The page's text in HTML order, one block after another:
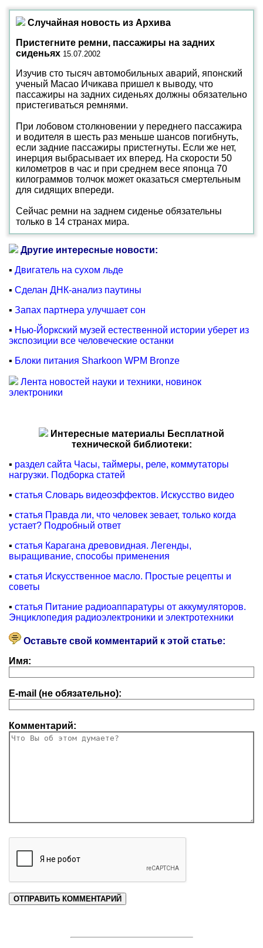
Случайная новость из Архива
Пристегните ремни, пассажиры на задних
сиденьях 15.07.2002
Изучив сто тысяч автомобильных аварий, японский
ученый Macao Ичикава пришел к выводу, что
пассажиры на задних сиденьях должны обязательно
пристегиваться ремнями.
При лобовом столкновении у переднего пассажира
и водителя в шесть раз меньше шансов погибнуть,
если задние пассажиры пристегнуты. Если же нет,
инерция выбрасывает их вперед. На скорости 50
километров в час и при среднем весе японца 70
килограммов толчок может оказаться смертельным
для сидящих впереди.
Сейчас ремни на заднем сиденье обязательны
только в 14 странах мира.
Другие интересные новости:
▪ Двигатель на сухом льде
▪ Сделан ДНК-анализ паутины
▪ Запах партнера улучшает сон
▪ Нью-Йоркский музей естественной истории уберет из
экспозиции все человеческие останки
▪ Блоки питания Sharkoon WPM Bronze
Лента новостей науки и техники, новинок
электроники
Интересные материалы Бесплатной
технической библиотеки:
▪ раздел сайта Часы, таймеры, реле, коммутаторы
нагрузки. Подборка статей
▪ статья Словарь видеоэффектов. Искусство видео
▪ статья Правда ли, что человек зевает, только когда
устает? Подробный ответ
▪ статья Карагана древовидная. Легенды,
выращивание, способы применения
▪ статья Искусственное масло. Простые рецепты и
советы
▪ статья Питание радиоаппаратуры от аккумуляторов.
Энциклопедия радиоэлектроники и электротехники
Оставьте свой комментарий к этой статье:
Имя:
E-mail (не обязательно):
Комментарий: